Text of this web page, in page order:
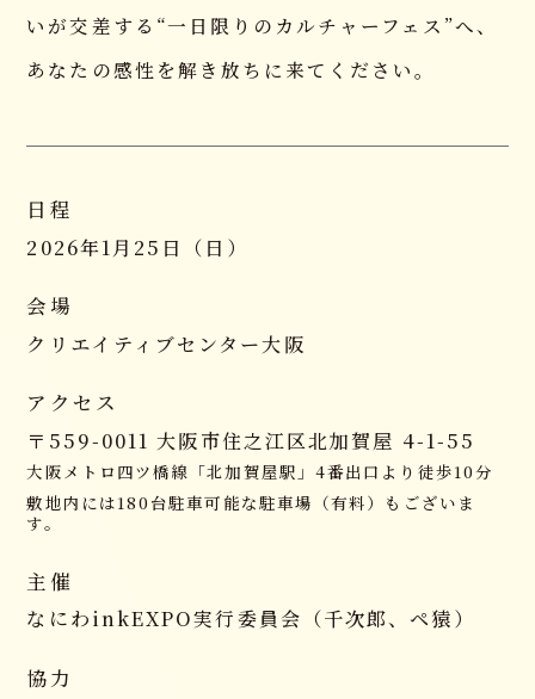
お知らせ
出演者一覧
スポンサー情報
INFORMATION
開催概要
Tシャツオーダー
いが交差する“一日限りのカルチャーフェス”へ、
あなたの感性を解き放ちに来てください。
日程
2026年1月25日（日）
会場
クリエイティブセンター大阪
アクセス
〒559-0011 大阪市住之江区北加賀屋 4-1-55
大阪メトロ四ツ橋線「北加賀屋駅」4番出口より徒歩10分
敷地内には180台駐車可能な駐車場（有料）もございま
す。
主催
なにわinkEXPO実行委員会 （千次郎、ペ猿）
協力